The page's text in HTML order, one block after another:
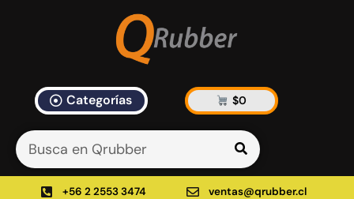
Categorías $0
+56 2 2553 3474 ventas@qrubber.cl
Artículos Blog
535 results found in 9ms
Filtrar